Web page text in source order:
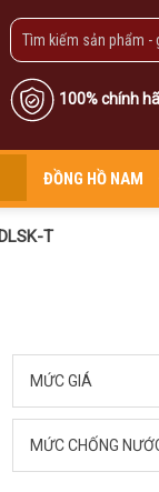
100% chính
ĐỒNG HỒ NAM
T
MỨC GIÁ
MỨC CHỐNG